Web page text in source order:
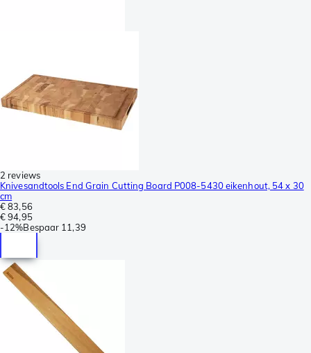
2 reviews
Knivesandtools End Grain Cutting Board P008-5430 eikenhout, 54 x 30
cm
€ 83,56
€ 94,95
-12%Bespaar 11,39